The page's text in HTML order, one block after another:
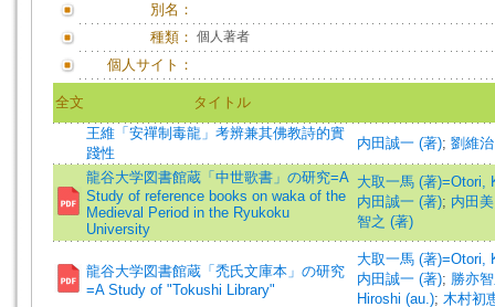
別名：
種類： 個人著者
個人サイト：
全文
タイトル
王維「安禪制毒龍」考辨兼其佛教詩的實
踐性
内田誠一 (著); 劉維
龍谷大学図書館蔵「中世歌書」の研究=A
Study of reference books on waka of the
Medieval Period in the Ryukoku
University
大取一馬 (著)=Otori,
内田誠一 (著); 内田
智之 (著)
龍谷大学図書館蔵「禿氏文庫本」の研究
=A Study of "Tokushi Library"
大取一馬 (著)=Otori,
内田誠一 (著); 勝亦
Hiroshi (au.); 木村初